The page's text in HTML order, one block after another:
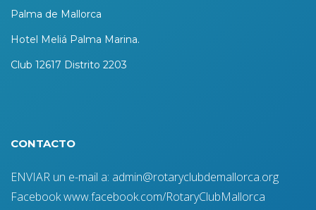
Palma de Mallorca
Hotel Meliá Palma Marina.
Club 12617 Distrito 2203
CONTACTO
ENVIAR un e-mail a: admin@rotaryclubdemallorca.org
Facebook www.facebook.com/RotaryClubMallorca